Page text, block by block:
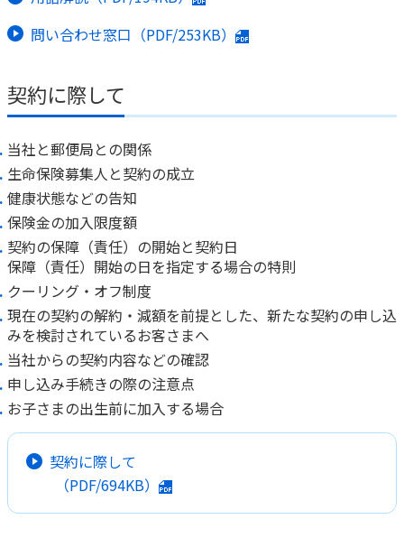
ご契約内容の確認
お客さまに関する情報等の確認の取り組み
各種サービス・お知らせ
かんぽプラチナライフサービス
ご契約のしおり・約款（Web約款）
保険用語集
お問い合わせ
これからのライフイベントでかかる費用とは？
ご契約手続きの流れ
保険料のお払込方法
保険用語集
お問い合わせ
健康情報
かんぽアプリ～かんぽの健康と安心を手のひらに～
すこやか健康ラボ
ラジオ体操・みんなの体操
ラジオ体操ポータルサイト
採用情報
かんぽブランド
かんぽ生命のサステナビリティ
お客さまの声／お客さまサービス向上の取組み
かんぽジャンクション
English
問い合わせ窓口（PDF/253KB）
契約に際して
当社と郵便局との関係
生命保険募集人と契約の成立
健康状態などの告知
保険金の加入限度額
契約の保障（責任）の開始と契約日
保障（責任）開始の日を指定する場合の特則
クーリング・オフ制度
現在の契約の解約・減額を前提とした、新たな契約の申し込
みを検討されているお客さまへ
当社からの契約内容などの確認
申し込み手続きの際の注意点
お子さまの出生前に加入する場合
契約に際して
（PDF/694KB）